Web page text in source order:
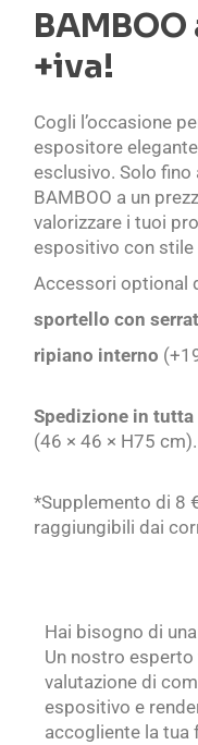
+iva!
Cogli l’occasione
espositore
esclusivo. Solo
BAMBOO a un
valorizzare i tuoi
espositivo con stile
Accessori optional
sportello con
ripiano interno
Spedizione in tutta
(46 × 46 × H75 cm).
*Supplemento di 8
raggiungibili dai
Hai bisogno di
Un nostro
valutazione di
espositivo e
accogliente la tua